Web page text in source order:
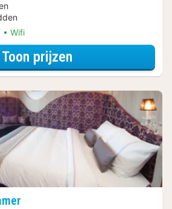
Wifi
Toon prijzenvoor Zomer Sale